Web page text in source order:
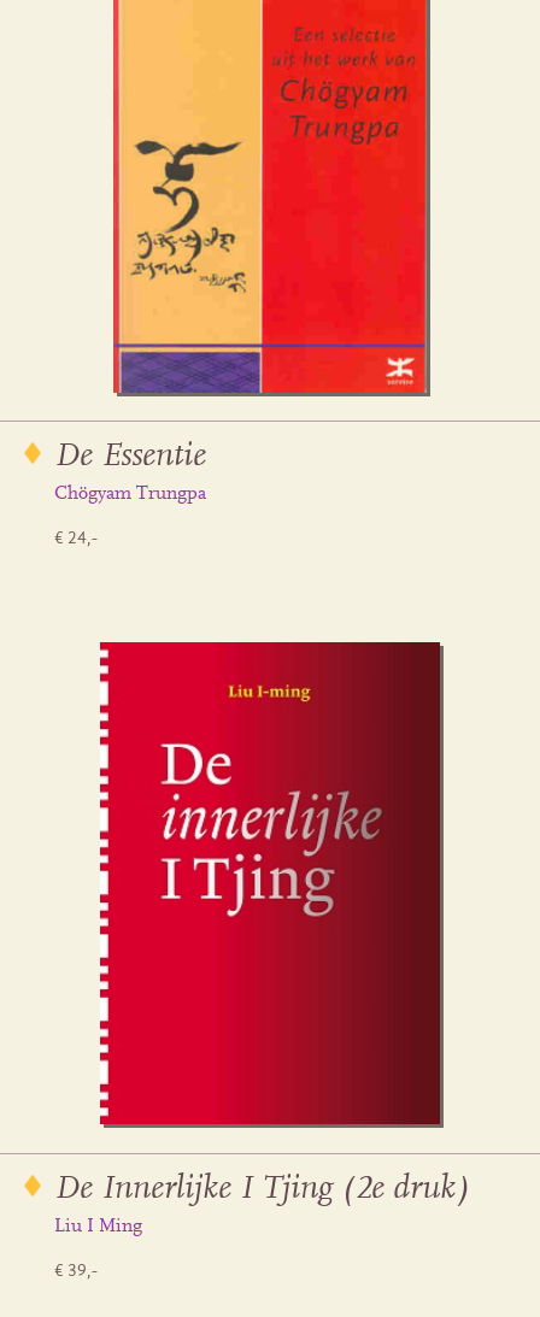
De Essentie
Chögyam Trungpa
€ 24,-
De Innerlijke I Tjing (2e druk)
Liu I Ming
€ 39,-